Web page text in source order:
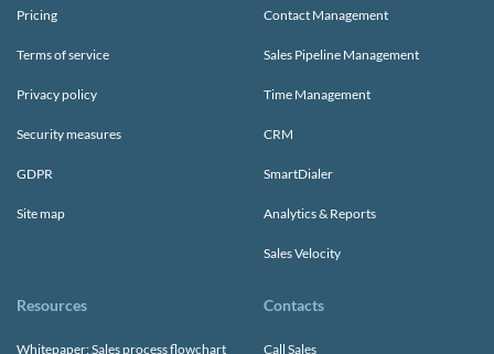
Pricing
Terms of service
Privacy policy
Security measures
GDPR
Site map
Contact Management
Sales Pipeline Management
Time Management
CRM
SmartDialer
Analytics & Reports
Sales Velocity
Resources
Whitepaper: Sales process flowchart
Contacts
Call Sales